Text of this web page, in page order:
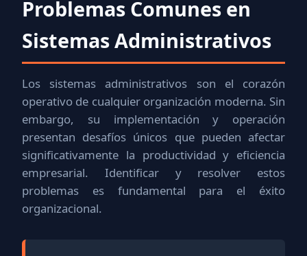
Problemas Comunes en
Sistemas Administrativos
Los sistemas administrativos son el corazón
operativo de cualquier organización moderna. Sin
embargo, su implementación y operación
presentan desafíos únicos que pueden afectar
significativamente la productividad y eficiencia
empresarial. Identificar y resolver estos
problemas es fundamental para el éxito
organizacional.